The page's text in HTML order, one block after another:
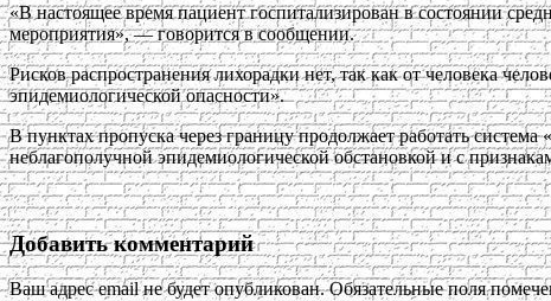
«В настоящее время пациент госпитализирован в состоянии
мероприятия», — говорится в сообщении.
Рисков распространения лихорадки нет, так как от человека
эпидемиологической опасности».
В пунктах пропуска через границу продолжает работать
неблагополучной эпидемиологической обстановкой и с
Добавить комментарий
Ваш адрес email не будет опубликован. Обязательные поля